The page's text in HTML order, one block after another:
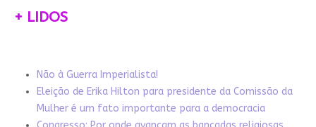
+ LIDOS
Não à Guerra Imperialista!
Eleição de Erika Hilton para presidente da Comissão da
Mulher é um fato importante para a democracia